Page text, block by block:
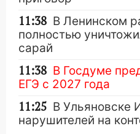
11:38 В Ленинском
полностью
сарай
11:38 В Госдуме
ЕГЭ с 2027 года
11:25 В Ульяновске
нарушителей на